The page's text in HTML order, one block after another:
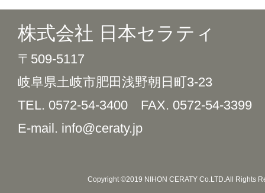
株式会社 日本セラティ
〒509-5117
岐阜県土岐市肥田浅野朝日町3-23
TEL. 0572-54-3400 FAX. 0572-54-3399
E-mail. info@ceraty.jp
Copyright ©2019 NIHON CERATY Co.LTD.All Rights